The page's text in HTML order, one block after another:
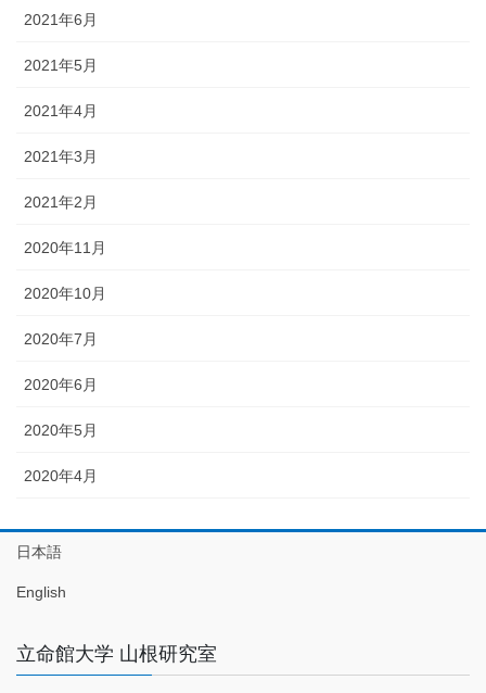
2021年6月
2021年5月
2021年4月
2021年3月
2021年2月
2020年11月
2020年10月
2020年7月
2020年6月
2020年5月
2020年4月
日本語
English
立命館大学 山根研究室